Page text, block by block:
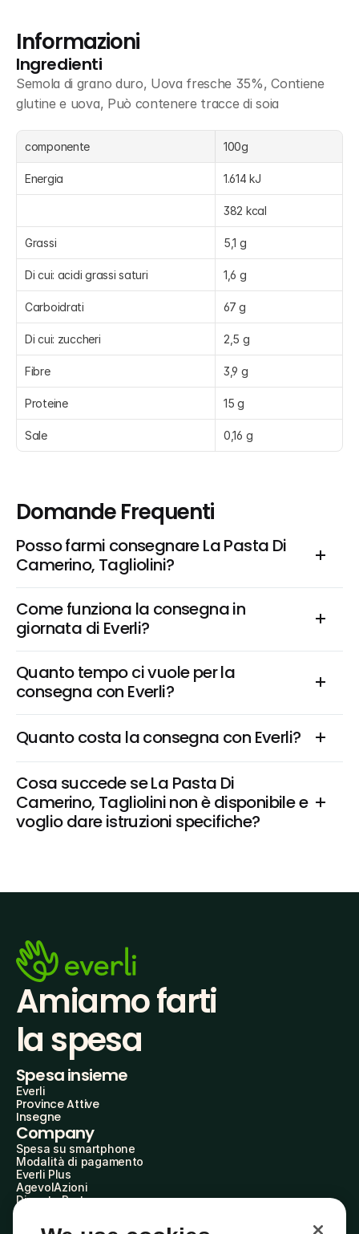
Informazioni
Ingredienti
Semola di grano duro, Uova fresche 35%, Contiene
glutine e uova, Può contenere tracce di soia
componente 100g
Energia 1.614 kJ
382 kcal
Grassi 5,1 g
Di cui: acidi grassi saturi 1,6 g
Carboidrati 67 g
Di cui: zuccheri 2,5 g
Fibre 3,9 g
Proteine 15 g
Sale 0,16 g
Domande Frequenti
Posso farmi consegnare La Pasta Di
Camerino, Tagliolini?
Come funziona la consegna in
giornata di Everli?
Quanto tempo ci vuole per la
consegna con Everli?
Quanto costa la consegna con Everli?
Cosa succede se La Pasta Di
Camerino, Tagliolini non è disponibile e
voglio dare istruzioni specifiche?
Amiamo farti
la spesa
Spesa insieme
Everli
Province Attive
Insegne
Company
Spesa su smartphone
Modalità di pagamento
Everli Plus
AgevolAzioni
Diventa Partner
Everli Shoppers